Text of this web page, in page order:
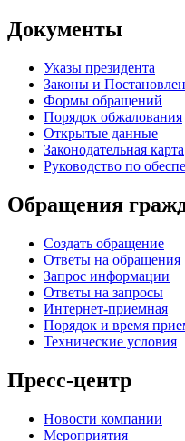
Документы
Указы президента
Законы и
Формы обращений
Порядок обжалования
Открытые данные
Законодательная карта
Руководство по
Обращения
Создать обращение
Ответы на обращения
Запрос информации
Ответы на запросы
Интернет-приемная
Порядок и время
Технические условия
Пресс-центр
Новости компании
Мероприятия